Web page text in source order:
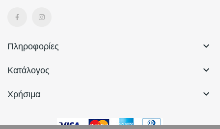
Πληροφορίες 
Κατάλογος 
Χρήσιμα 